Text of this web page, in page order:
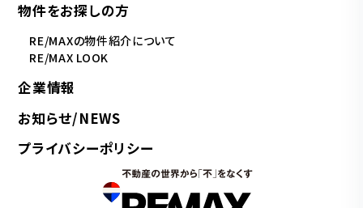
物件をお探しの方
RE/MAXの物件紹介について
RE/MAX LOOK
企業情報
お知らせ/NEWS
プライバシーポリシー